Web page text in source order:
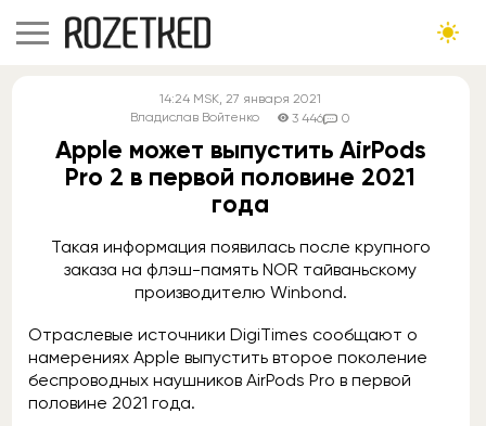
14:24 MSK, 27 января 2021
Владислав Войтенко
3 446 0
Apple может выпустить AirPods
Pro 2 в первой половине 2021
года
Такая информация появилась после крупного
заказа на флэш-память NOR тайваньскому
производителю Winbond.
Отраслевые источники DigiTimes сообщают о
намерениях Apple выпустить второе поколение
беспроводных наушников AirPods Pro в первой
половине 2021 года.